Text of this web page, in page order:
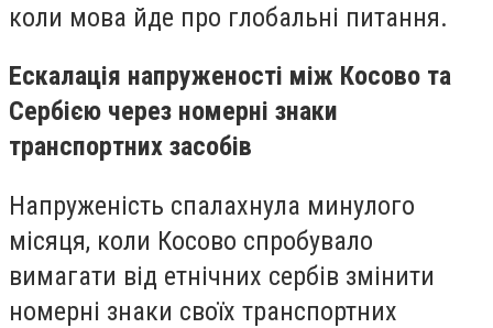
коли мова йде про глобальні питання.
Ескалація напруженості між Косово та
Сербією через номерні знаки
транспортних засобів
Напруженість спалахнула минулого
місяця, коли Косово спробувало
вимагати від етнічних сербів змінити
номерні знаки своїх транспортних